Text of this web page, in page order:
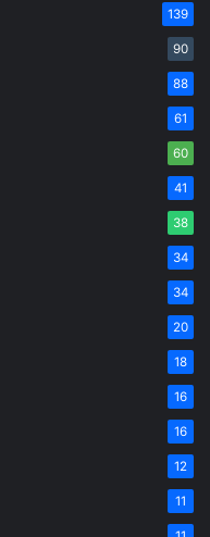
139
90
88
61
60
41
38
34
34
20
18
16
16
12
11